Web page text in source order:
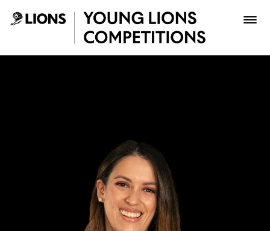
Saltar al contenido principal
Inscribir
Boletería